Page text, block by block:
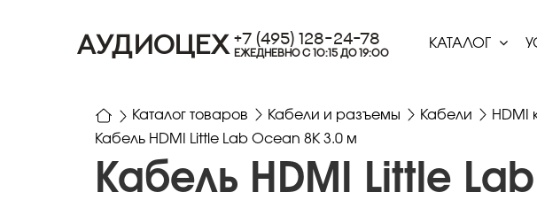
АУДИОЦЕХ +7 (495) 128-24-78
ЕЖЕДНЕВНО С 10:15 ДО 19:00
КАТАЛОГ
Каталог товаров Кабели и разъемы Кабели HDMI
Кабель HDMI Little Lab Ocean 8К 3.0 м
Кабель HDMI Little